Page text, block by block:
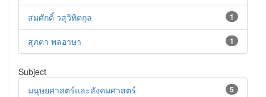
1
สมศักดิ์ วสุวิทิตกุล
1
สุภตา พลอาษา
Subject
5
มนุษยศาสตร์และสังคมศาสตร์